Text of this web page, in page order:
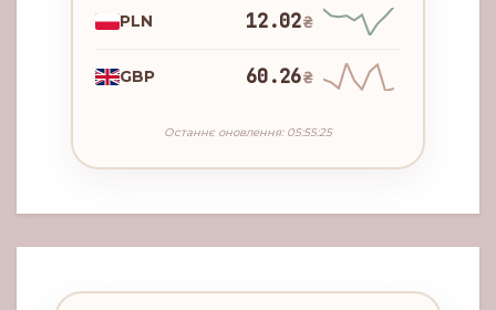
PLN 12.02₴
GBP 60.26₴
Останнє оновлення: 05:55:25